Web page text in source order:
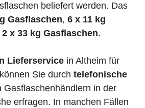
beliefert werden. Das
Gasflaschen, 6 x 11 kg
2 x 33 kg Gasflaschen.
Lieferservice in Altheim für
Sie durch telefonische
Gasflaschenhändlern in der
erfragen. In manchen Fällen